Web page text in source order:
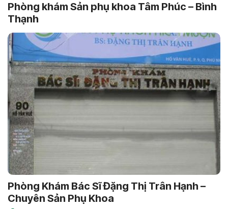
Phòng khám Sản phụ khoa Tâm Phúc – Bình
Thạnh
Phòng Khám Bác Sĩ Đặng Thị Trân Hạnh –
Chuyên Sản Phụ Khoa